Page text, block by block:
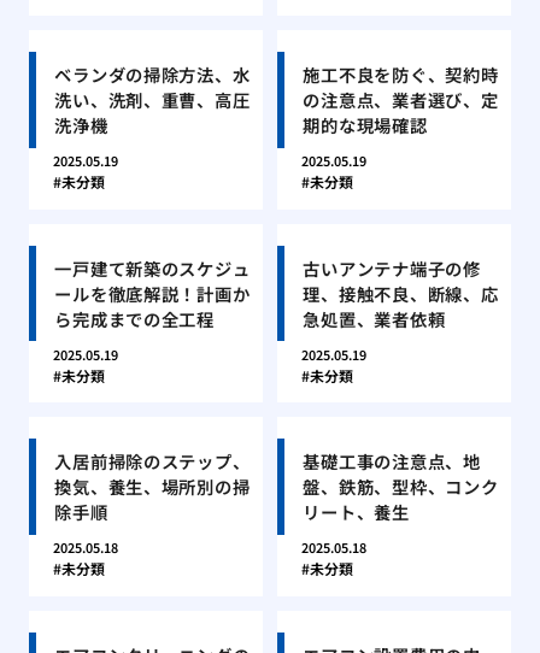
ベランダの掃除方法、水
洗い、洗剤、重曹、高圧
洗浄機
2025.05.19
未分類
施工不良を防ぐ、契約時
の注意点、業者選び、定
期的な現場確認
2025.05.19
未分類
一戸建て新築のスケジュ
ールを徹底解説！計画か
ら完成までの全工程
2025.05.19
未分類
古いアンテナ端子の修
理、接触不良、断線、応
急処置、業者依頼
2025.05.19
未分類
入居前掃除のステップ、
換気、養生、場所別の掃
除手順
2025.05.18
未分類
基礎工事の注意点、地
盤、鉄筋、型枠、コンク
リート、養生
2025.05.18
未分類